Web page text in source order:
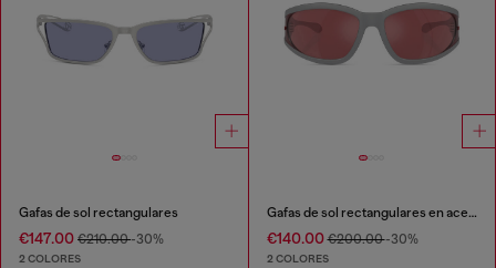
Gafas de sol rectangulares
€147.00 €210.00-30%
2 COLORES
Gafas de sol rectangulares en acetato
€140.00€200.00-30%
2 COLORES